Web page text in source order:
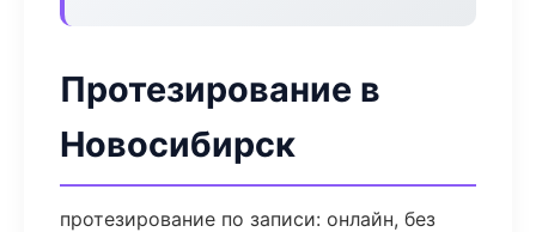
Протезирование в
Новосибирск
протезирование по записи: онлайн, без